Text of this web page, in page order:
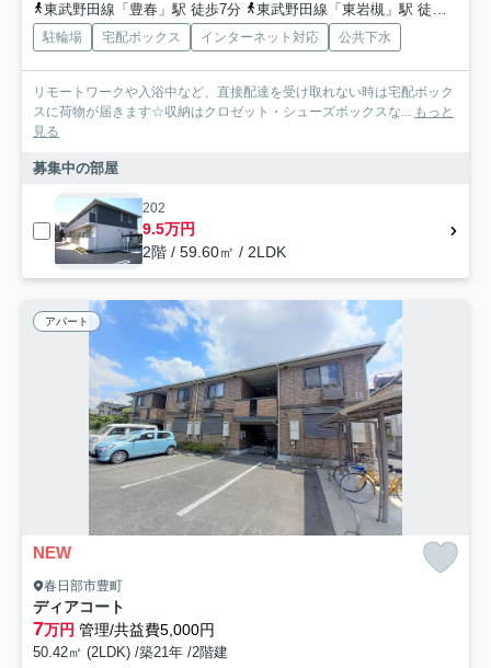
東武野田線「豊春」駅 徒歩7分
東武野田線「東岩槻」駅 徒歩26分
駐輪場 宅配ボックス インターネット対応 公共下水
リモートワークや入浴中など、直接配達を受け取れない時は宅配ボック
スに荷物が届きます☆収納はクロゼット・シューズボックスな... もっと
見る
募集中の部屋
202
9.5万円
2階 / 59.60㎡ / 2LDK
アパート
NEW
春日部市豊町
ディアコート
7万円 管理/共益費5,000円
50.42㎡ (2LDK) /築21年 /2階建